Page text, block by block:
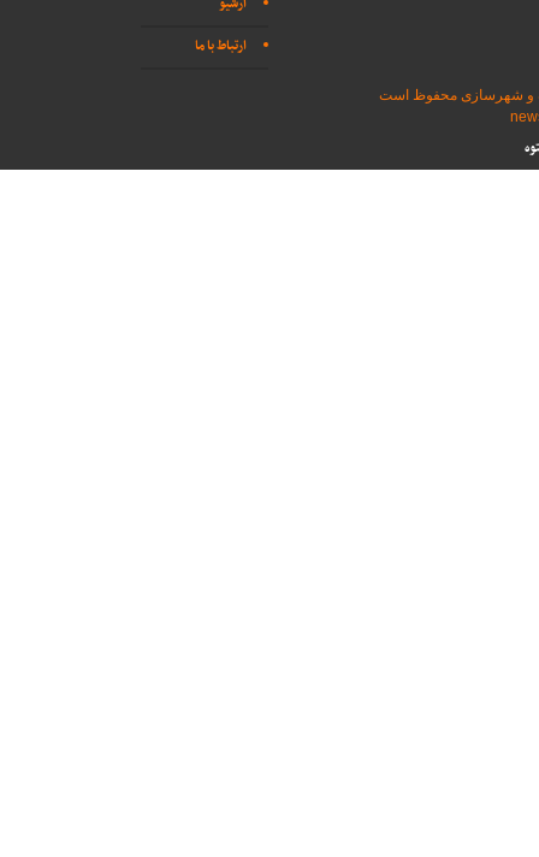
ارتباط با ما
و شهرسازی محفوظ است